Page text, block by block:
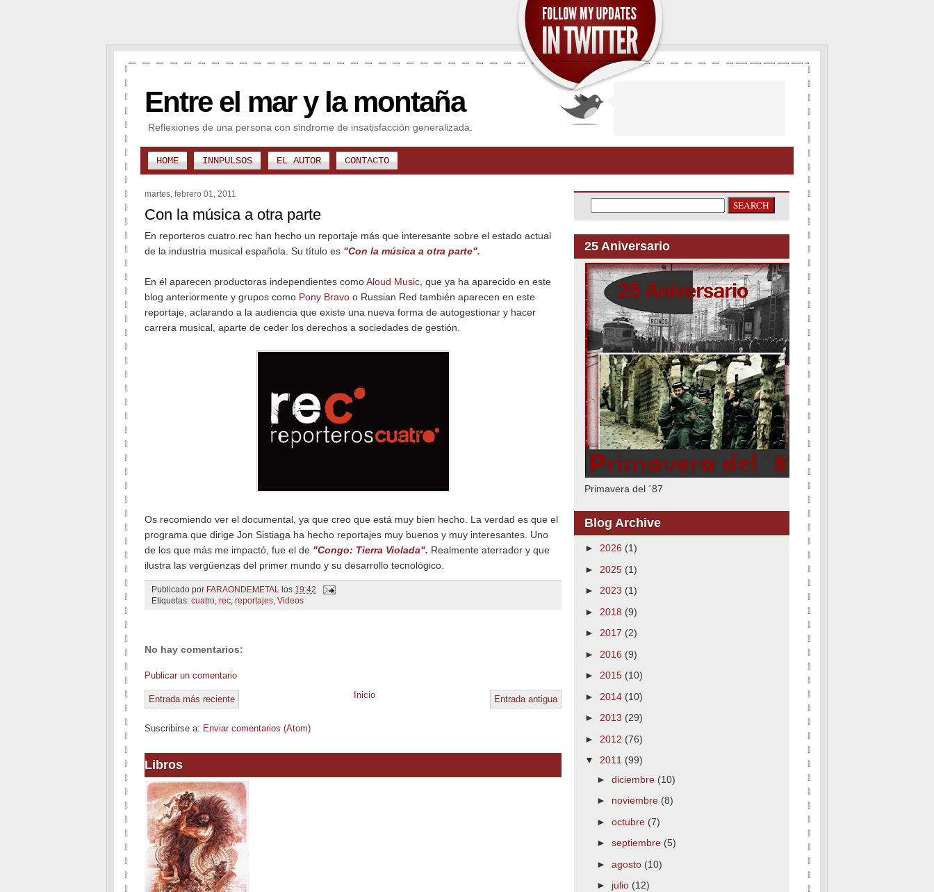
Entre el mar y la montaña
Reflexiones de una persona con sindrome de insatisfacción generalizada.
HOME INNPULSOS EL AUTOR CONTACTO
martes, febrero 01, 2011
Con la música a otra parte
En reporteros cuatro.rec han hecho un reportaje más que interesante sobre el estado actual
de la industria musical española. Su título es "Con la música a otra parte".
En él aparecen productoras independientes comoAloud Music , que ya ha aparecido en este
blog anteriormente y grupos como Pony Bravo o Russian Red también aparecen en este
reportaje, aclarando a la audiencia que existe una nueva forma de autogestionar y hacer
carrera musical, aparte de ceder los derechos a sociedades de gestión.
Os recomiendo ver el documental, ya que creo que está muy bien hecho. La verdad es que el
programa que dirige Jon Sistiaga ha hecho reportajes muy buenos y muy interesantes. Uno
de los que más me impactó, fue el de "Congo: Tierra Violada". Realmente aterrador y que
ilustra las vergüenzas del primer mundo y su desarrollo tecnológico.
Publicado por FARAONDEMETAL los 19:42
Etiquetas: cuatro, rec, reportajes, Videos
No hay comentarios:
Publicar un comentario
Entrada más reciente Entrada antigua
Inicio
Suscribirse a: Enviar comentarios (Atom)
Libros
25 Aniversario
Primavera del ´87
Blog Archive
► 2026 (1)
► 2025 (1)
► 2023 (1)
► 2018 (9)
► 2017 (2)
► 2016 (9)
► 2015 (10)
► 2014 (10)
► 2013 (29)
► 2012 (76)
▼ 2011 (99)
► diciembre (10)
► noviembre (8)
► octubre (7)
► septiembre (5)
► agosto (10)
► julio (12)